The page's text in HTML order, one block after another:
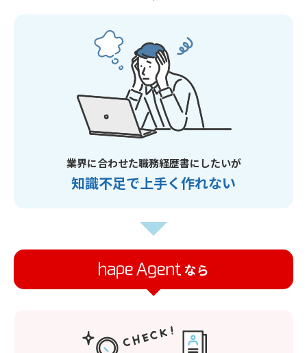
業界に合わせた職務経歴書にしたいが
知識不足で上手く作れない
なら